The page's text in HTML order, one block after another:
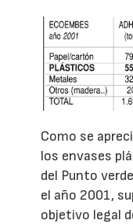
Como se
los envases
del Punto
el año 2001,
objetivo legal